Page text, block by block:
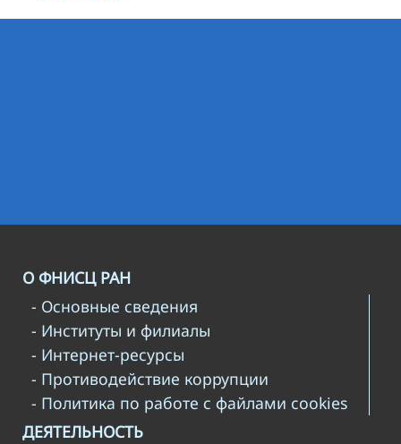
О ФНИСЦ РАН
- Основные сведения
- Институты и филиалы
- Интернет-ресурсы
- Противодействие коррупции
- Политика по работе с файлами cookies
ДЕЯТЕЛЬНОСТЬ